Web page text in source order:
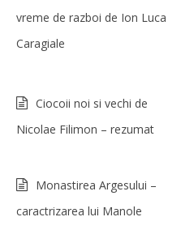
vreme de razboi de Ion Luca
Caragiale
Ciocoii noi si vechi de
Nicolae Filimon – rezumat
Monastirea Argesului –
caractrizarea lui Manole